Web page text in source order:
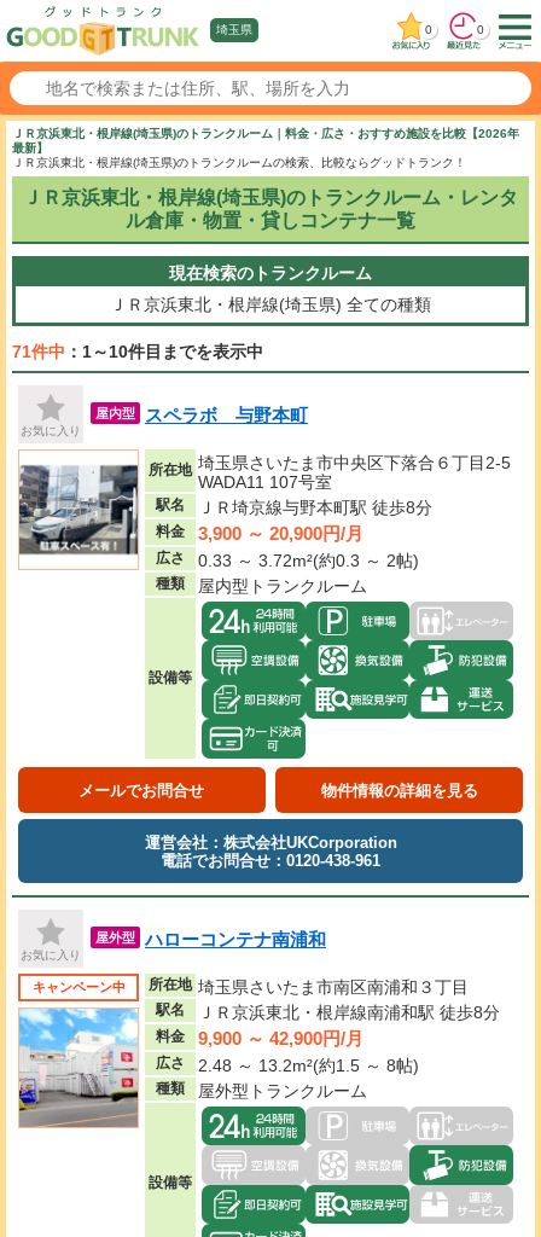
埼玉県 0 0
ＪＲ京浜東北・根岸線(埼玉県)のトランクルーム｜料金・広さ・おすすめ施設を比較【2026年
最新】
ＪＲ京浜東北・根岸線(埼玉県)のトランクルームの検索、比較ならグッドトランク！
ＪＲ京浜東北・根岸線(埼玉県)のトランクルーム・レンタ
ル倉庫・物置・貸しコンテナ一覧
現在検索のトランクルーム
ＪＲ京浜東北・根岸線(埼玉県) 全ての種類
71件中 ：1～10件目までを表示中
お気に入り
屋内型 スペラボ 与野本町
所在地 埼玉県さいたま市中央区下落合６丁目2-5
WADA11 107号室
駅名 ＪＲ埼京線与野本町駅 徒歩8分
料金 3,900 ～ 20,900円/月
広さ 0.33 ～ 3.72m²(約0.3 ～ 2帖)
種類 屋内型トランクルーム
設備等
メールでお問合せ 物件情報の詳細を見る
運営会社：株式会社UKCorporation
電話でお問合せ：0120-438-961
お気に入り
屋外型 ハローコンテナ南浦和
キャンペーン中 所在地 埼玉県さいたま市南区南浦和３丁目
駅名 ＪＲ京浜東北・根岸線南浦和駅 徒歩8分
料金 9,900 ～ 42,900円/月
広さ 2.48 ～ 13.2m²(約1.5 ～ 8帖)
種類 屋外型トランクルーム
設備等